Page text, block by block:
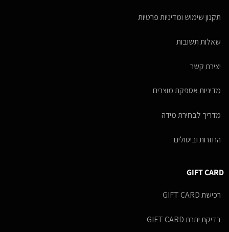
תקנון שימוש ומדיניות פרטיות
שאלות תשובות
יצירת קשר
מדיניות אספקת מוצרים
מדריך לבחירת מידה
החזרות וביטולים
GIFT CARD
רכישת GIFT CARD
בדיקת יתרת GIFT CARD